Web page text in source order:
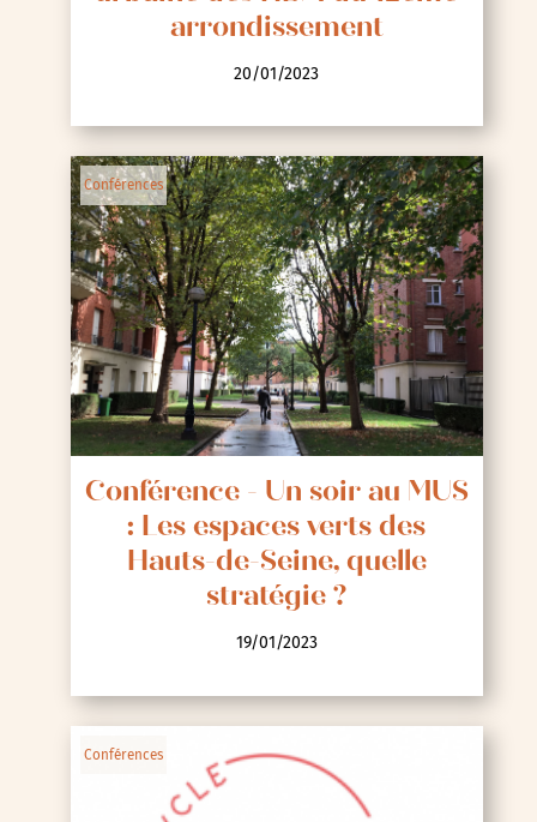
arrondissement
20/01/2023
Conférences
Conférence - Un soir au MUS
: Les espaces verts des
Hauts-de-Seine, quelle
stratégie ?
19/01/2023
Conférences